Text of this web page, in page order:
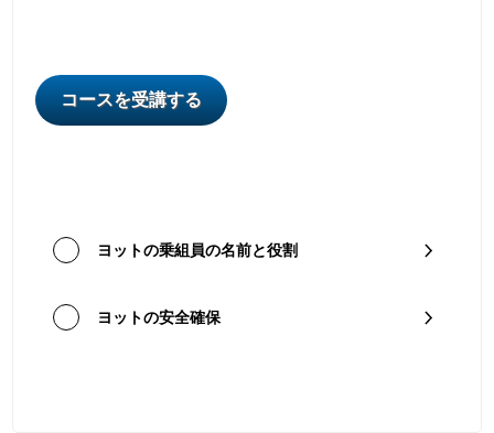
コースを受講する
ヨットの乗組員の名前と役割
ヨットの安全確保